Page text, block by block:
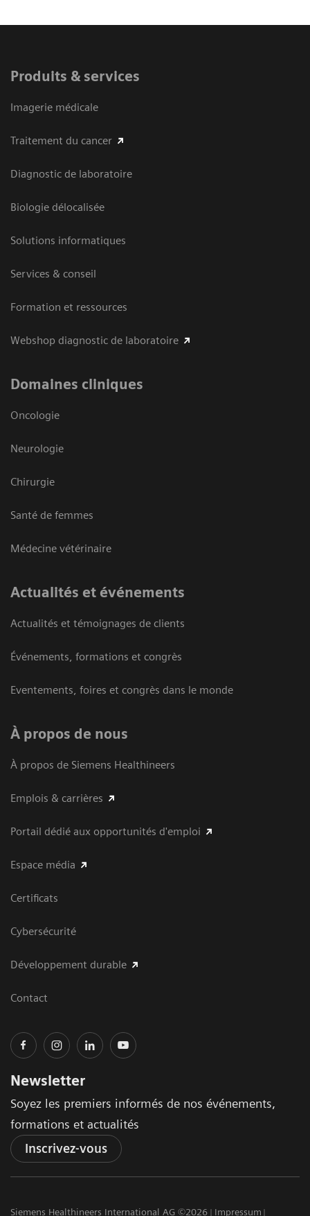
Produits & services
Imagerie médicale
Traitement du cancer
Diagnostic de laboratoire
Biologie délocalisée
Solutions informatiques
Services & conseil
Formation et ressources
Webshop diagnostic de laboratoire
Domaines cliniques
Oncologie
Neurologie
Chirurgie
Santé de femmes
Médecine vétérinaire
Actualités et événements
Actualités et témoignages de clients
Événements, formations et congrès
Eventements, foires et congrès dans le monde
À propos de nous
À propos de Siemens Healthineers
Emplois & carrières
Portail dédié aux opportunités d'emploi
Espace média
Certificats
Cybersécurité
Développement durable
Contact
Newsletter
Soyez les premiers informés de nos événements,
formations et actualités
Inscrivez-vous
Siemens Healthineers International AG ©2026
Impressum